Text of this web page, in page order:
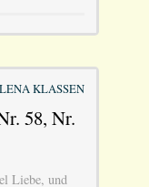
KLASSEN
58, Nr.
Liebe, und